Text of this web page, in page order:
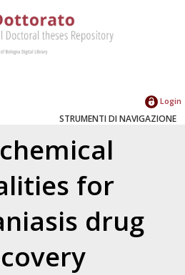
Login
STRUMENTI DI NAVIGAZIONE
for
drug